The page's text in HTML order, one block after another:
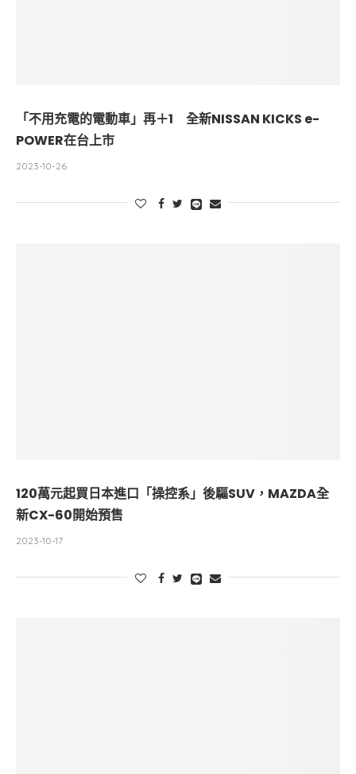
「不用充電的電動車」再＋1 全新NISSAN KICKS e-
POWER在台上市
2023-10-26
120萬元起買日本進口「操控系」後驅SUV，MAZDA全
新CX-60開始預售
2023-10-17